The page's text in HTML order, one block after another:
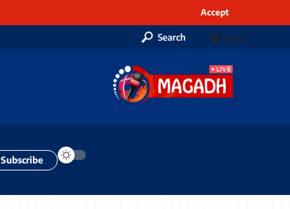
Accept
Search Login
Subscribe